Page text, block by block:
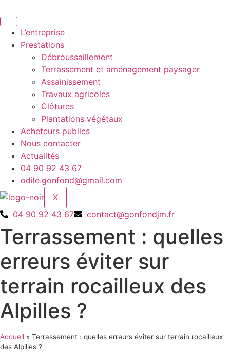
au
contenuL’entreprise
Prestations
Débroussaillement
Terrassement et aménagement paysager
Assainissement
Travaux agricoles
Clôtures
Plantations végétaux
Acheteurs publics
Nous contacter
Actualités
04 90 92 43 67
odile.gonfond@gmail.com
X
04 90 92 43 67
contact@gonfondjm.fr
Terrassement : quelles
erreurs éviter sur
terrain rocailleux des
Alpilles ?
Accueil » Terrassement : quelles erreurs éviter sur terrain rocailleux
des Alpilles ?